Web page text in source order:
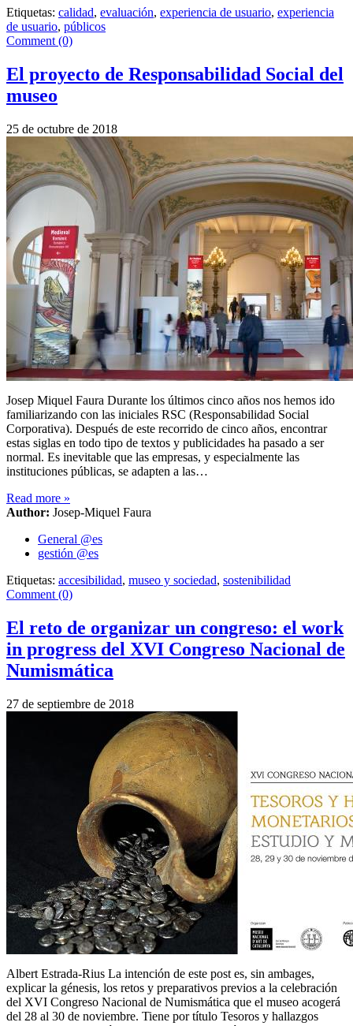
Etiquetas: calidad, evaluación, experiencia de usuario, experiencia
de usuario, públicos
Comment (0)
El proyecto de Responsabilidad Social del
museo
25 de octubre de 2018
Josep Miquel Faura Durante los últimos cinco años nos hemos ido
familiarizando con las iniciales RSC (Responsabilidad Social
Corporativa). Después de este recorrido de cinco años, encontrar
estas siglas en todo tipo de textos y publicidades ha pasado a ser
normal. Es inevitable que las empresas, y especialmente las
instituciones públicas, se adapten a las…
Read more »
Author: Josep-Miquel Faura
General @es
gestión @es
Etiquetas: accesibilidad, museo y sociedad, sostenibilidad
Comment (0)
El reto de organizar un congreso: el work
in progress del XVI Congreso Nacional de
Numismática
27 de septiembre de 2018
Albert Estrada-Rius La intención de este post es, sin ambages,
explicar la génesis, los retos y preparativos previos a la celebración
del XVI Congreso Nacional de Numismática que el museo acogerá
del 28 al 30 de noviembre. Tiene por título Tesoros y hallazgos